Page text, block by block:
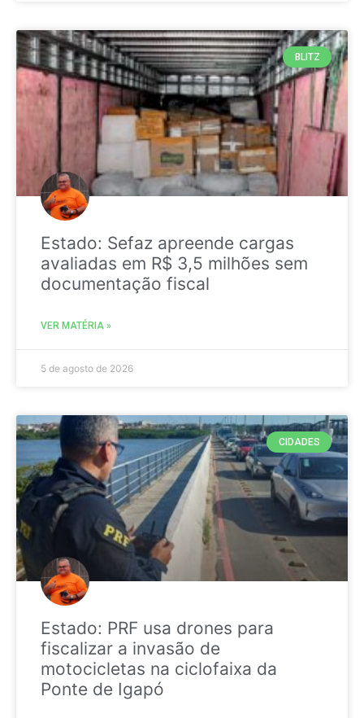
BLITZ
Estado: Sefaz apreende cargas
avaliadas em R$ 3,5 milhões sem
documentação fiscal
VER MATÉRIA »
5 de agosto de 2026
CIDADES
Estado: PRF usa drones para
fiscalizar a invasão de
motocicletas na ciclofaixa da
Ponte de Igapó